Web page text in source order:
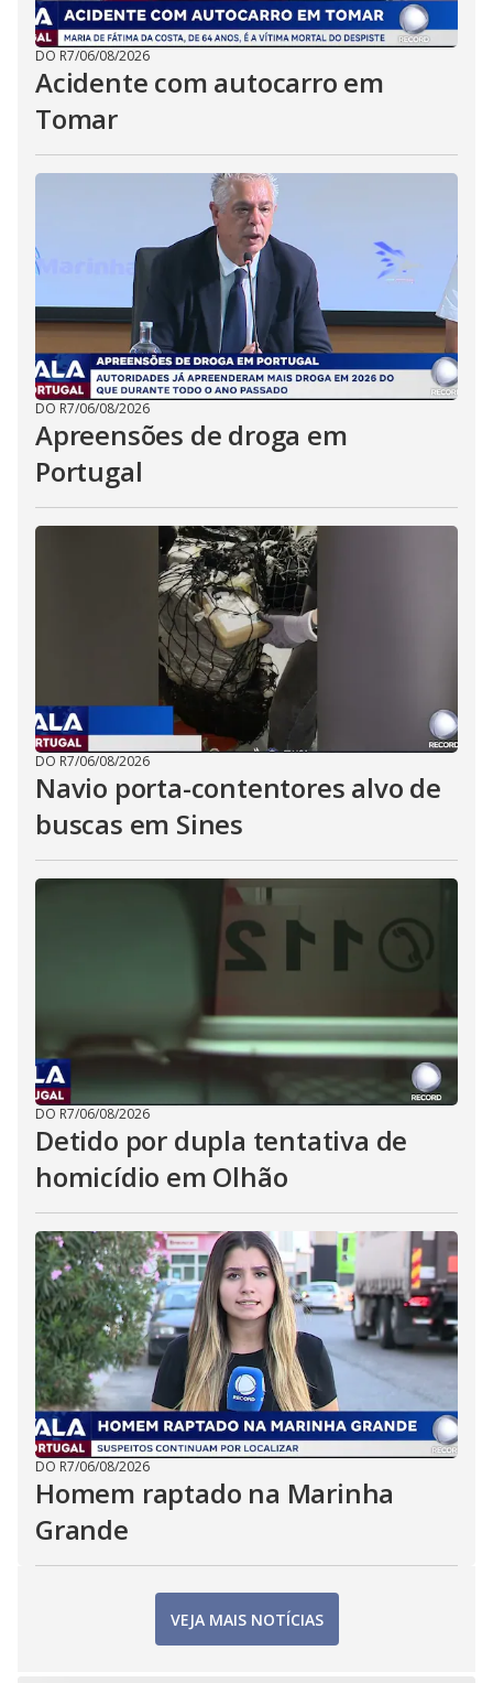
DO R7/06/08/2026
Acidente com autocarro em
Tomar
DO R7/06/08/2026
Apreensões de droga em
Portugal
DO R7/06/08/2026
Navio porta-contentores alvo de
buscas em Sines
DO R7/06/08/2026
Detido por dupla tentativa de
homicídio em Olhão
DO R7/06/08/2026
Homem raptado na Marinha
Grande
VEJA MAIS NOTÍCIAS